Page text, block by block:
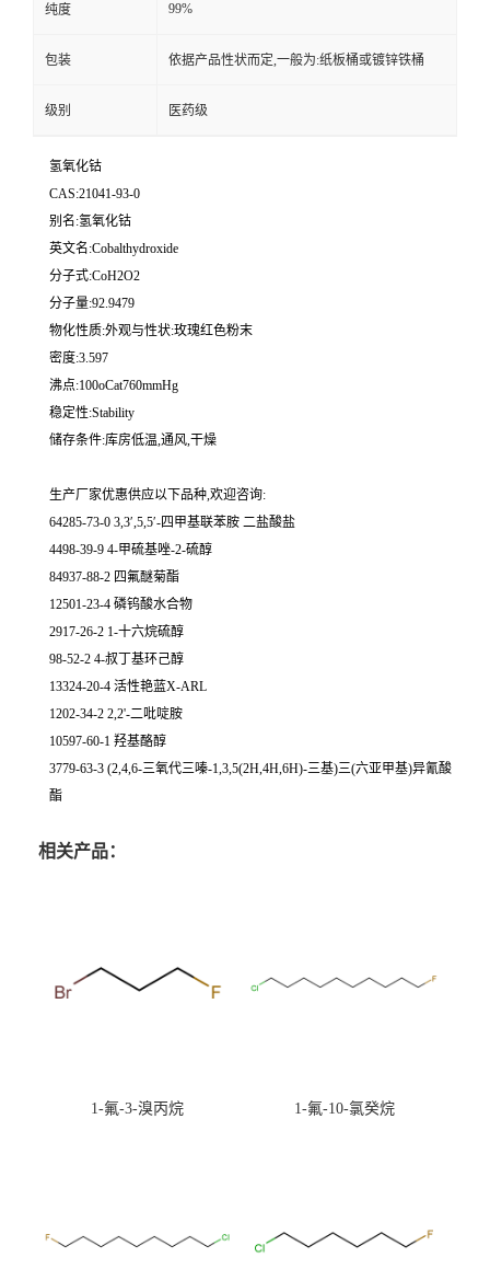
纯度 99%
包装 依据产品性状而定,一般为:纸板桶或镀锌铁桶
级别 医药级
氢氧化钴
CAS:21041-93-0
别名:氢氧化钴
英文名:Cobalthydroxide
分子式:CoH2O2
分子量:92.9479
物化性质:外观与性状:玫瑰红色粉末
密度:3.597
沸点:100oCat760mmHg
稳定性:Stability
储存条件:库房低温,通风,干燥
生产厂家优惠供应以下品种,欢迎咨询:
64285-73-0 3,3′,5,5′-四甲基联苯胺 二盐酸盐
4498-39-9 4-甲硫基唑-2-硫醇
84937-88-2 四氟醚菊酯
12501-23-4 磷钨酸水合物
2917-26-2 1-十六烷硫醇
98-52-2 4-叔丁基环己醇
13324-20-4 活性艳蓝X-ARL
1202-34-2 2,2'-二吡啶胺
10597-60-1 羟基酪醇
3779-63-3 (2,4,6-三氧代三嗪-1,3,5(2H,4H,6H)-三基)三(六亚甲基)异氰酸
酯
相关产品：
1-氟-3-溴丙烷 1-氟-10-氯癸烷